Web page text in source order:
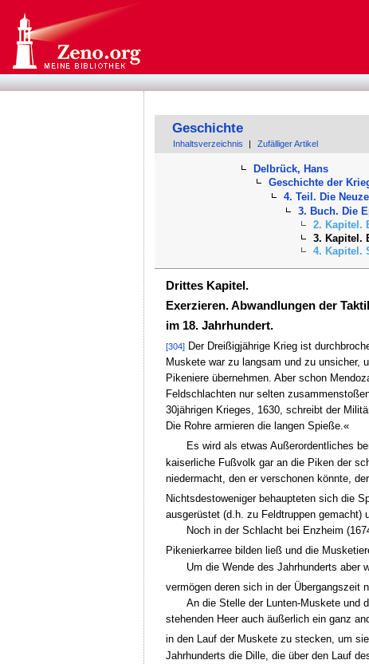
Geschichte
Inhaltsverzeichnis Zufälliger Artikel
Delbrück, Hans
Geschichte der
4. Teil. Die
3. Buch. Die
2. Kapitel.
3. Kapitel.
4. Kapitel.
Drittes Kapitel.
Exerzieren. Abwandlungen der
im 18. Jahrhundert.
[304]Der Dreißigjährige Krieg ist
Muskete war zu langsam und zu unsicher,
Pikeniere übernehmen. Aber schon
Feldschlachten nur selten
30jährigen Krieges, 1630, schreibt der
Die Rohre armieren die langen Spieße.«
Es wird als etwas Außerordentliches
kaiserliche Fußvolk gar an die Piken der
niedermacht, den er verschonen könnte,
Nichtsdestoweniger behaupteten sich die
ausgerüstet (d.h. zu Feldtruppen gemacht)
Noch in der Schlacht bei Enzheim
Pikenierkarree bilden ließ und die
Um die Wende des Jahrhunderts aber
vermögen deren sich in der Übergangszeit
An die Stelle der Lunten-Muskete und
stehenden Heer auch äußerlich ein ganz
in den Lauf der Muskete zu stecken, um
Jahrhunderts die Dille, die über den Lauf